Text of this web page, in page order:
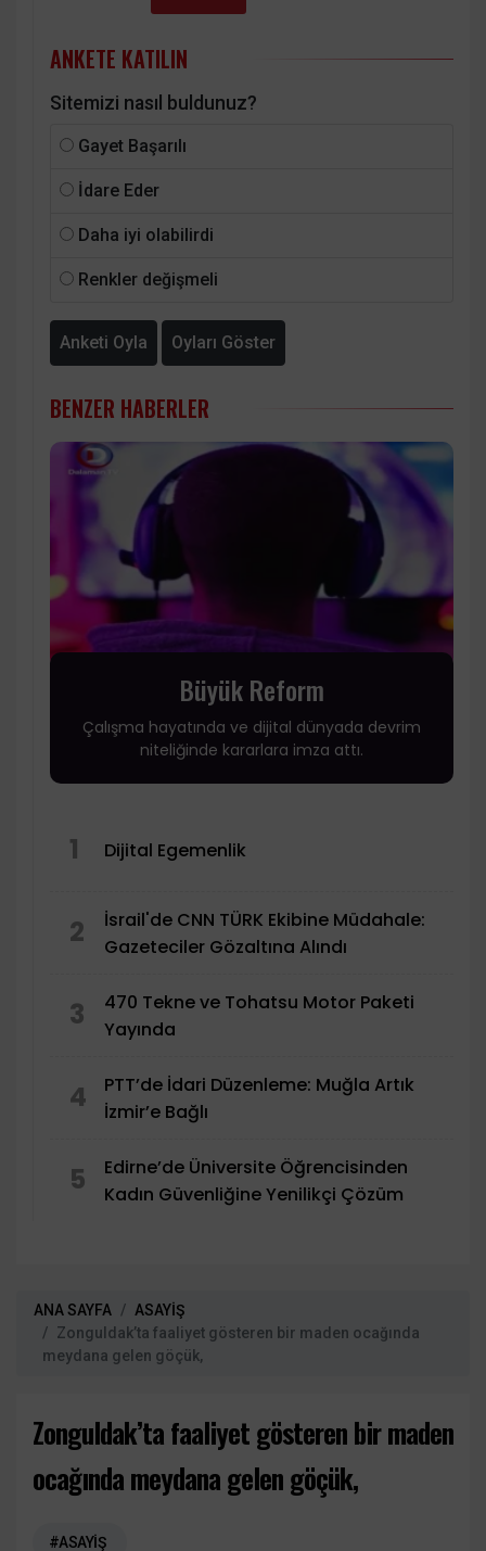
ANKETE KATILIN
Sitemizi nasıl buldunuz?
Gayet Başarılı
İdare Eder
Daha iyi olabilirdi
Renkler değişmeli
Anketi Oyla Oyları Göster
BENZER HABERLER
Büyük Reform
Çalışma hayatında ve dijital dünyada devrim
niteliğinde kararlara imza attı.
1 Dijital Egemenlik
2
İsrail'de CNN TÜRK Ekibine Müdahale:
Gazeteciler Gözaltına Alındı
3
470 Tekne ve Tohatsu Motor Paketi
Yayında
4
PTT’de İdari Düzenleme: Muğla Artık
İzmir’e Bağlı
5
Edirne’de Üniversite Öğrencisinden
Kadın Güvenliğine Yenilikçi Çözüm
ANA SAYFA
ASAYİŞ
Zonguldak’ta faaliyet gösteren bir maden ocağında
meydana gelen göçük,
Zonguldak’ta faaliyet gösteren bir maden
ocağında meydana gelen göçük,
#ASAYİŞ